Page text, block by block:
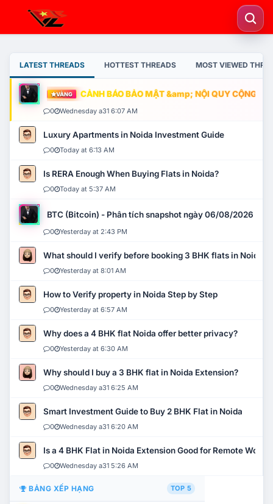
LATEST THREADS HOTTEST THREADS MOST VIEWED
VÀNG CẢNH BÁO BẢO MẬT &amp; NỘI QUY CỘNG
0 Wednesday a31 6:07 AM
Luxury Apartments in Noida Investment Guide
0 Today at 6:13 AM
Is RERA Enough When Buying Flats in Noida?
0 Today at 5:37 AM
BTC (Bitcoin) - Phân tích snapshot ngày 06/08/2026
0 Yesterday at 2:43 PM
What should I verify before booking 3 BHK flats in Noida?
0 Yesterday at 8:01 AM
How to Verify property in Noida Step by Step
0 Yesterday at 6:57 AM
Why does a 4 BHK flat Noida offer better privacy?
0 Yesterday at 6:30 AM
Why should I buy a 3 BHK flat in Noida Extension?
0 Wednesday a31 6:25 AM
Smart Investment Guide to Buy 2 BHK Flat in Noida
0 Wednesday a31 6:20 AM
Is a 4 BHK Flat in Noida Extension Good for Remote Work?
0 Wednesday a31 5:26 AM
BẢNG XẾP HẠNG TOP 5